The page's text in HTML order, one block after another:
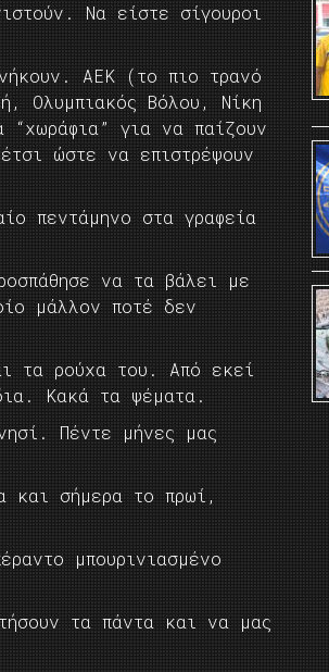
Να είστε σίγουροι
ΑΕΚ (το πιο τρανό
Ολυμπιακός Βόλου, Νίκη
για να παίζουν
ώστε να επιστρέψουν
πεντάμηνο στα γραφεία
να τα βάλει με
μάλλον ποτέ δεν
τα ρούχα του. Από εκεί
Κακά τα ψέματα.
Πέντε μήνες μας
και σήμερα το πρωί,
μπουρινιασμένο
τα πάντα και να μας